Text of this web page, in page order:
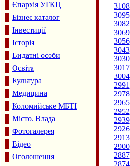
Єпархія УГКЦ
Бізнес каталог
Інвестиції
Історія
Видатні особи
Освіта
Культура
Медицина
Коломийське МБТІ
Місто. Влада
Фотогалерея
Відео
Оголошення
3108
3095
3082
3069
3056
3043
3030
3017
3004
2991
2978
2965
2952
2939
2926
2913
2900
2887
2874